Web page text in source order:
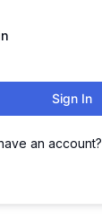
Sign In
an account?